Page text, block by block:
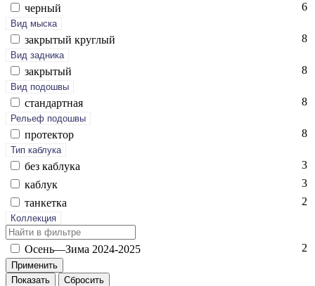
чер­ный
6
Вид мыска
зак­ры­тый круг­лый 8
Вид задника
зак­ры­тый 8
Вид подошвы
стан­дарт­ная 8
Рельеф подошвы
про­тек­тор 8
Тип каблука
без каб­лу­ка
3
каб­лук
3
тан­кетка
2
Коллекция
Осень—Зи­ма 2024-2025 2
Показать Сбросить